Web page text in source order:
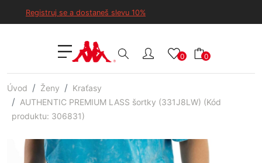
Registruj se a dostaneš slevu 10%
0 0
Úvod Ženy
Kraťasy
AUTHENTIC PREMIUM LASS šortky (331J8LW) (Kód
produktu: 306831)